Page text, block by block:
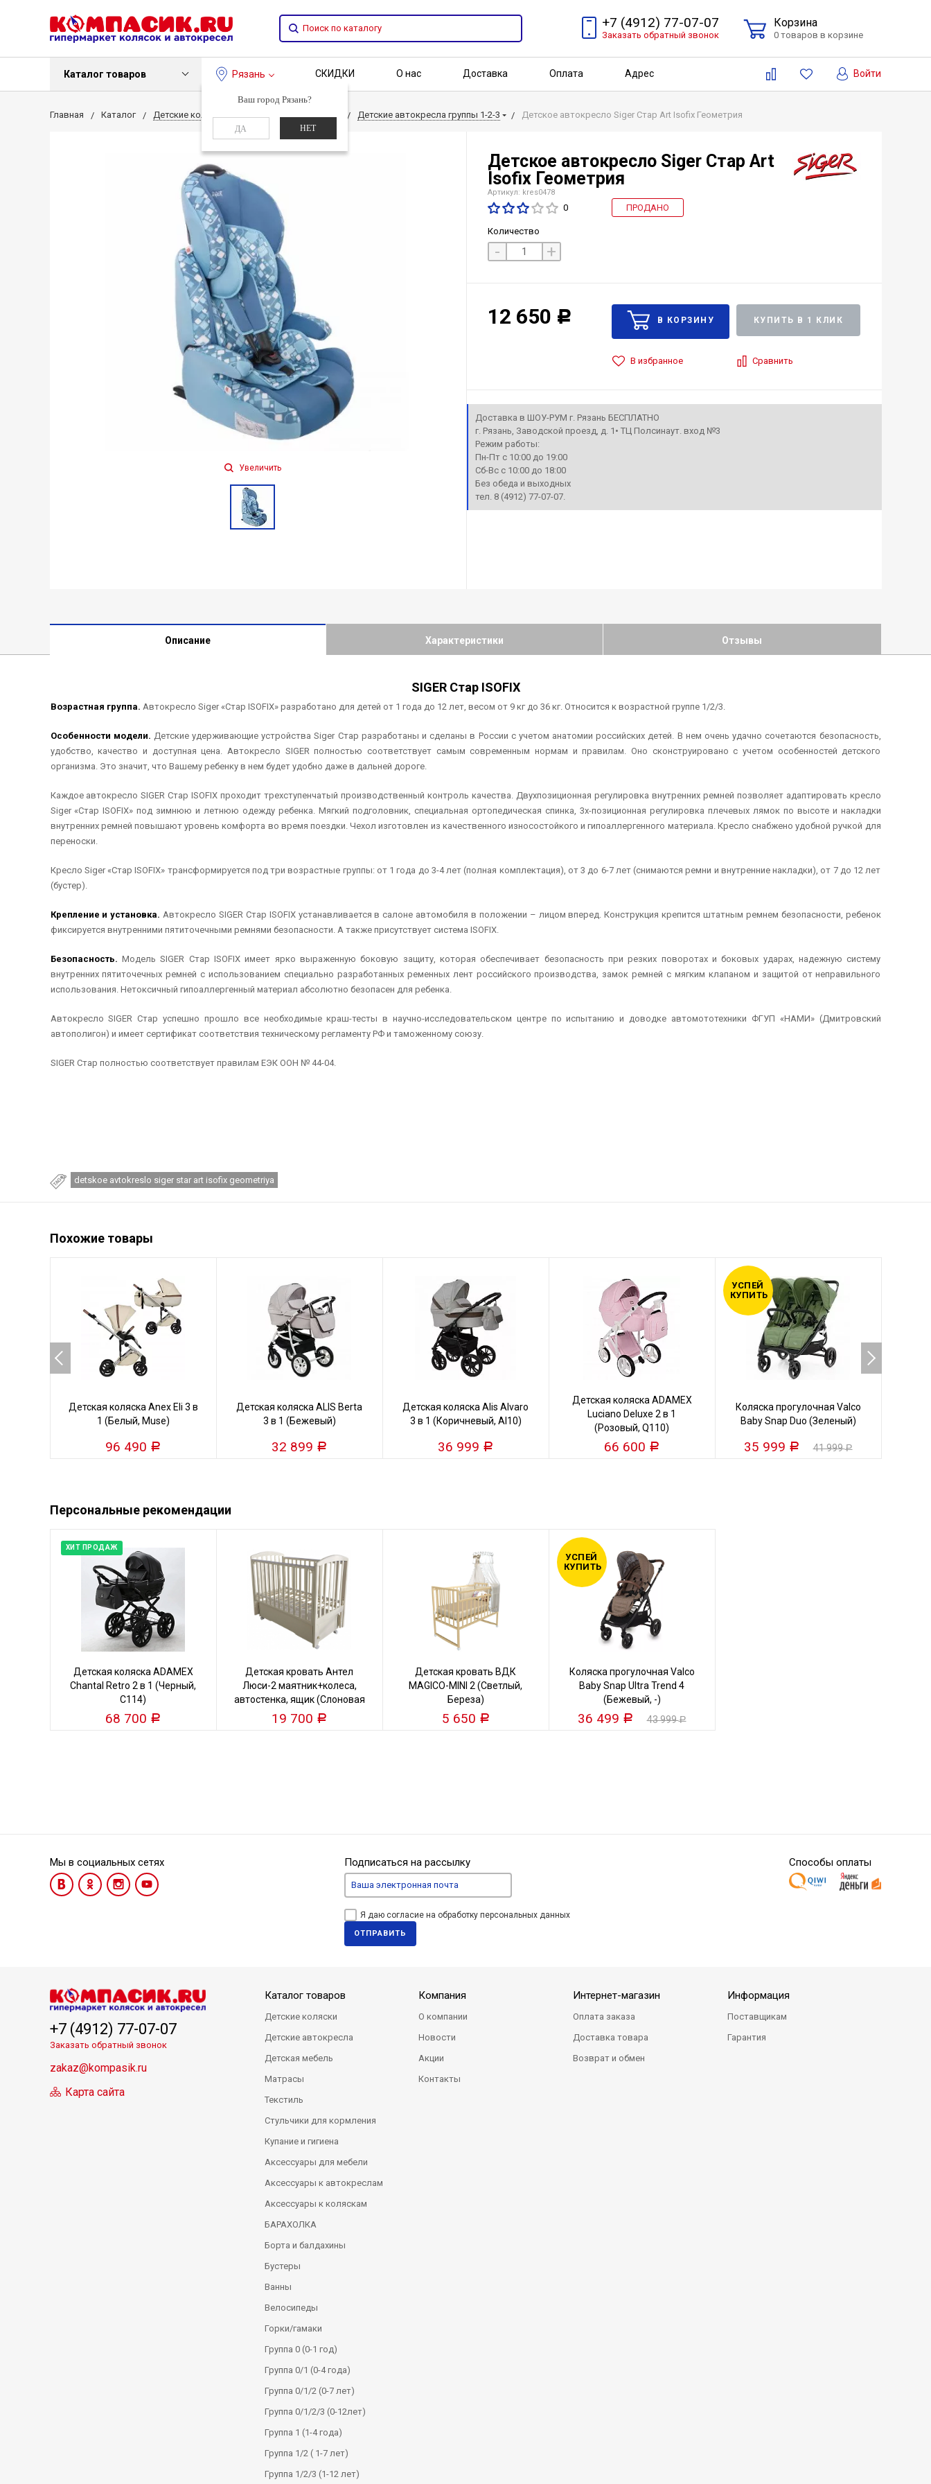
+7 (4912) 77-07-07
Заказать обратный звонок
Корзина
0 товаров в корзине
Каталог товаров Рязань
Ваш город Рязань?
ДА НЕТ
СКИДКИ О нас Доставка Оплата Адрес Войти
Главная Каталог Детские коляски Детские автокресла Детские автокресла группы 1-2-3 Детское автокресло Siger Стар Art Isofix Геометрия
Увеличить
Детское автокресло Siger Стар Art
Isofix Геометрия
Артикул: kres0478
0 ПРОДАНО
Количество
- +
12 650 Р КУПИТЬ В 1 КЛИК
В избранное Сравнить
Доставка в ШОУ-РУМ г. Рязань БЕСПЛАТНО
г. Рязань, Заводской проезд, д. 1• ТЦ Полсинаут. вход №3
Режим работы:
Пн-Пт с 10:00 до 19:00
Сб-Вс с 10:00 до 18:00
Без обеда и выходных
тел. 8 (4912) 77-07-07.
Описание Характеристики Отзывы
SIGER Стар ISOFIX
Возрастная группа. Автокресло Siger «Стар ISOFIX» разработано для детей от 1 года до 12 лет, весом от 9 кг до 36 кг. Относится к возрастной группе 1/2/3.
Особенности модели. Детские удерживающие устройства Siger Стар разработаны и сделаны в России с учетом анатомии российских детей. В нем очень удачно сочетаются безопасность,
удобство, качество и доступная цена. Автокресло SIGER полностью соответствует самым современным нормам и правилам. Оно сконструировано с учетом особенностей детского
организма. Это значит, что Вашему ребенку в нем будет удобно даже в дальней дороге.
Каждое автокресло SIGER Стар ISOFIX проходит трехступенчатый производственный контроль качества. Двухпозиционная регулировка внутренних ремней позволяет адаптировать кресло
Siger «Стар ISOFIX» под зимнюю и летнюю одежду ребенка. Мягкий подголовник, специальная ортопедическая спинка, 3х-позиционная регулировка плечевых лямок по высоте и накладки
внутренних ремней повышают уровень комфорта во время поездки. Чехол изготовлен из качественного износостойкого и гипоаллергенного материала. Кресло снабжено удобной ручкой для
переноски.
Кресло Siger «Стар ISOFIX» трансформируется под три возрастные группы: от 1 года до 3-4 лет (полная комплектация), от 3 до 6-7 лет (снимаются ремни и внутренние накладки), от 7 до 12 лет
(бустер).
Крепление и установка. Автокресло SIGER Стар ISOFIX устанавливается в салоне автомобиля в положении – лицом вперед. Конструкция крепится штатным ремнем безопасности, ребенок
фиксируется внутренними пятиточечными ремнями безопасности. А также присутствует система ISOFIX.
Безопасность. Модель SIGER Стар ISOFIX имеет ярко выраженную боковую защиту, которая обеспечивает безопасность при резких поворотах и боковых ударах, надежную систему
внутренних пятиточечных ремней с использованием специально разработанных ременных лент российского производства, замок ремней с мягким клапаном и защитой от неправильного
использования. Нетоксичный гипоаллергенный материал абсолютно безопасен для ребенка.
Автокресло SIGER Стар успешно прошло все необходимые краш-тесты в научно-исследовательском центре по испытанию и доводке автомототехники ФГУП «НАМИ» (Дмитровский
автополигон) и имеет сертификат соответствия техническому регламенту РФ и таможенному союзу.
SIGER Стар полностью соответствует правилам ЕЭК ООН № 44-04.
detskoe avtokreslo siger star art isofix geometriya
Похожие товары
Детская коляска Anex Eli 3 в
1 (Белый, Muse)
96 490 Р
Детская коляска ALIS Berta
3 в 1 (Бежевый)
32 899 Р
Детская коляска Alis Alvaro
3 в 1 (Коричневый, Al10)
36 999 Р
Детская коляска ADAMEX
Luciano Deluxe 2 в 1
(Розовый, Q110)
66 600 Р
Коляска прогулочная Valco
Baby Snap Duo (Зеленый)
35 999 Р 41 999Р
УСПЕЙ
КУПИТЬ
Персональные рекомендации
ХИТ ПРОДАЖ
Детская коляска ADAMEX
Chantal Retro 2 в 1 (Черный,
C114)
68 700 Р
Детская кровать Антел
Люси-2 маятник+колеса,
автостенка, ящик (Слоновая
кость)
19 700 Р
Детская кровать ВДК
MAGICO-MINI 2 (Светлый,
Береза)
5 650 Р
Коляска прогулочная Valco
Baby Snap Ultra Trend 4
(Бежевый, -)
36 499 Р 43 999Р
УСПЕЙ
КУПИТЬ
Мы в социальных сетях Подписаться на рассылку
Я даю согласие на обработку персональных данных
ОТПРАВИТЬ
Способы оплаты
+7 (4912) 77-07-07
Заказать обратный звонок
zakaz@kompasik.ru
Карта сайта
Каталог товаров
Детские коляски
Детские автокресла
Детская мебель
Матрасы
Текстиль
Стульчики для кормления
Купание и гигиена
Аксессуары для мебели
Аксессуары к автокреслам
Аксессуары к коляскам
БАРАХОЛКА
Борта и балдахины
Бустеры
Ванны
Велосипеды
Горки/гамаки
Группа 0 (0-1 год)
Группа 0/1 (0-4 года)
Группа 0/1/2 (0-7 лет)
Группа 0/1/2/3 (0-12лет)
Группа 1 (1-4 года)
Группа 1/2 ( 1-7 лет)
Группа 1/2/3 (1-12 лет)
Компания
О компании
Новости
Акции
Контакты
Интернет-магазин
Оплата заказа
Доставка товара
Возврат и обмен
Информация
Поставщикам
Гарантия